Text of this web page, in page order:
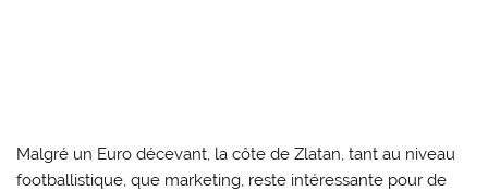
Malgré un Euro décevant, la côte de Zlatan, tant au niveau
footballistique, que marketing, reste intéressante pour de